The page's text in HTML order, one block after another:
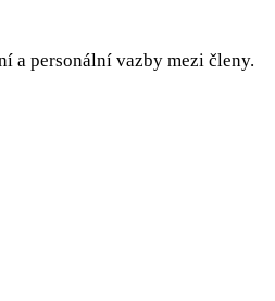
a personální vazby mezi členy.